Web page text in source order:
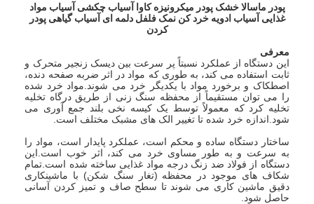
پودر ماسالا خشک پودر میکرونیزه کاوا آسیاب چکشی آسیاب مواد
غذایی آسیاب ادویه خرد کن نمک فلفل دلمه ای آسیاب گیاهی پودر
کردن
معرفی
این دستگاه از عملکرد نسبتاً پر سرعت بین دیسک زنجیر متحرک و
ثابت استفاده می کند، به طوری که مواد در اثر ضربه صفحه دنده،
اصطکاک و برخورد مواد با یکدیگر خرد می شوند.مواد خرد شده
را می توان مستقیماً از محفظه سنگ زنی از طریق درگاه تخلیه
تخلیه کرد که معمولاً توسط یک کیسه نخی بلند جمع آوری می
شود.اندازه خرد شده تا تغییر الک های مشبک مختلف است.
ساختار دستگاه ساده و محکم است، عملکرد پایدار است، مواد را
به سرعت و به طور مساوی خرد می کند، اثر خوب است.این
دستگاه از فولاد ضد زنگ درجه مواد غذایی ساخته شده است.تمام
شکاف های موجود در محفظه (تغار سنگ شکن) با ماشینکاری
دقیق ماشین کاری می شوند تا سطح صاف و تمیز کردن آسانی
حاصل شود.